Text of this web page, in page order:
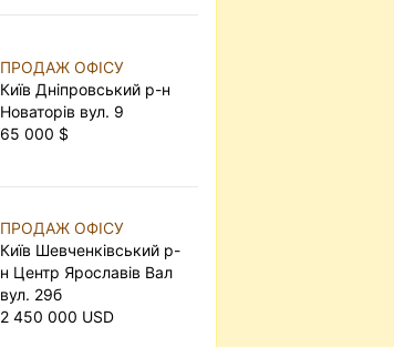
ПРОДАЖ ОФІСУ
Київ Дніпровський р-н
Новаторів вул. 9
65 000 $
ПРОДАЖ ОФІСУ
Київ Шевченківський р-
н Центр Ярославів Вал
вул. 29б
2 450 000 USD